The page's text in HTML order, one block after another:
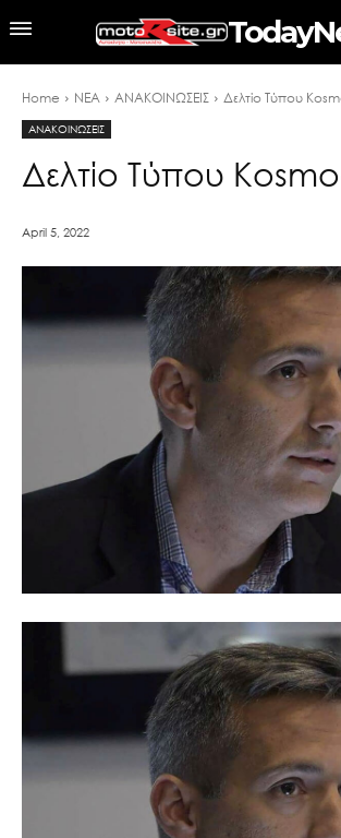
Home ΝΕΑ ΑΝΑΚΟΙΝΩΣΕΙΣ Δελτίο Τύπου
ΑΝΑΚΟΙΝΩΣΕΙΣ
Δελτίο Τύπου
April 5, 2022